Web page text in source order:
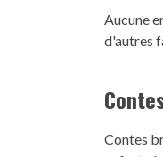
Aucune
d'autres
Contes